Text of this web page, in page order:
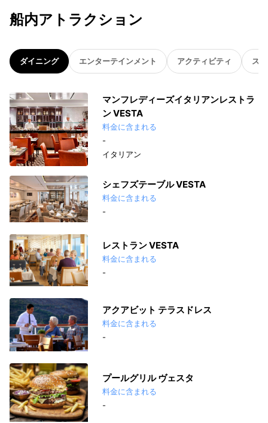
船内アトラクション
ダイニング エンターテインメント アクティビティ ス
マンフレディーズイタリアンレストラ
ン VESTA
料金に含まれる
-
イタリアン
シェフズテーブル VESTA
料金に含まれる
-
レストラン VESTA
料金に含まれる
-
アクアビット テラスドレス
料金に含まれる
-
プールグリル ヴェスタ
料金に含まれる
-